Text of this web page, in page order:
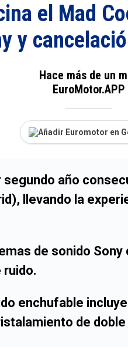
el Mad
y
Hace más de un
EuroMotor.APP
Añadir Euromotor en
segundo año
llevando la
de sonido
ruido.
enchufable
de